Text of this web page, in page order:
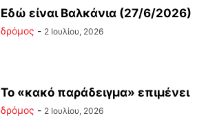
Εδώ είναι Βαλκάνια (27/6/2026)
δρόμος - 2 Ιουλίου, 2026
Το «κακό παράδειγμα» επιμένει
δρόμος - 2 Ιουλίου, 2026